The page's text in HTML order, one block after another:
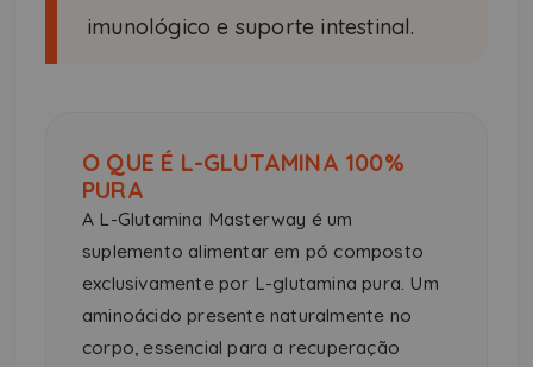
imunológico e suporte intestinal.
O QUE É L-GLUTAMINA 100%
PURA
A L-Glutamina Masterway é um
suplemento alimentar em pó composto
exclusivamente por L-glutamina pura. Um
aminoácido presente naturalmente no
corpo, essencial para a recuperação